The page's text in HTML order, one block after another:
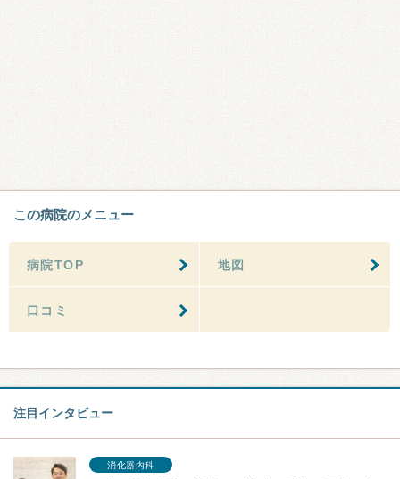
この病院のメニュー
病院TOP 地図
口コミ
注目インタビュー
消化器内科